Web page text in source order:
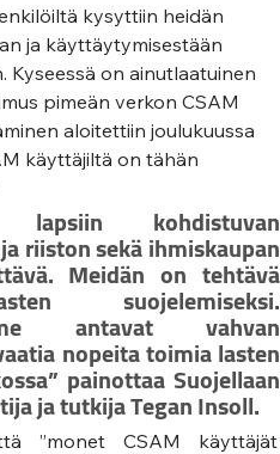
kysyttiin heidän
ja käyttäytymisestään
on ainutlaatuinen
pimeän verkon CSAM
aloitettiin joulukuussa
käyttäjiltä on tähän
lapsiin kohdistuvan
riiston sekä ihmiskaupan
Meidän on tehtävä
suojelemiseksi.
antavat vahvan
nopeita toimia lasten
painottaa Suojellaan
ja tutkija Tegan Insoll.
”monet CSAM käyttäjät